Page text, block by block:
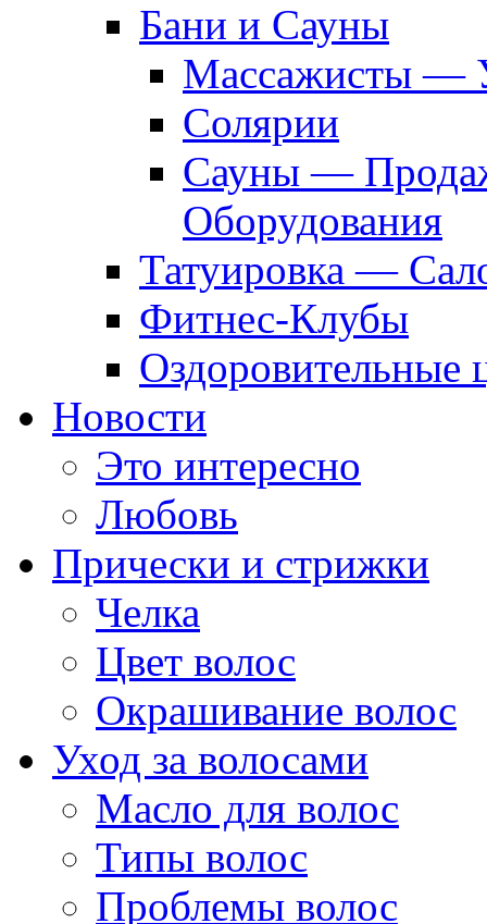
Бани и Сауны
Массажисты —
Солярии
Сауны —
Оборудования
Татуировка —
Фитнес-Клубы
Оздоровительные
Новости
Это интересно
Любовь
Прически и стрижки
Челка
Цвет волос
Окрашивание волос
Уход за волосами
Масло для волос
Типы волос
Проблемы волос